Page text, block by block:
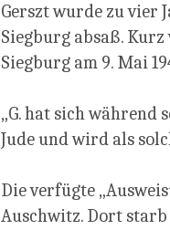
Gerszt wurde zu vier
Siegburg absaß.
Siegburg am 9. Mai
„G. hat sich
Jude und wird als
Die verfügte
Auschwitz. Dort starb